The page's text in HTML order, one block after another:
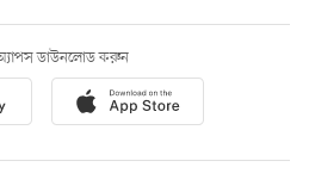
ডাউনলোড করুন